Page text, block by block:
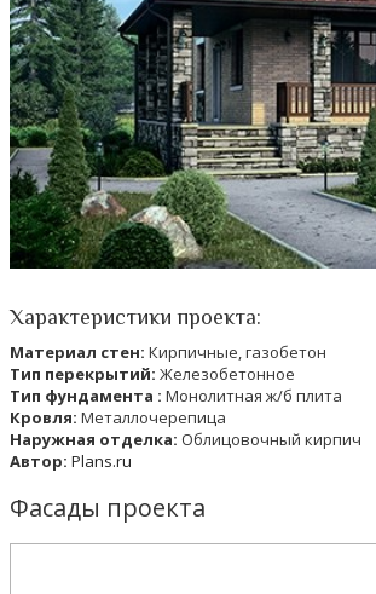
Характеристики проекта:
Материал стен: Кирпичные, газобетон
Тип перекрытий: Железобетонное
Тип фундамента : Монолитная ж/б плита
Кровля: Металлочерепица
Наружная отделка: Облицовочный кирпич
Автор: Plans.ru
Фасады проекта